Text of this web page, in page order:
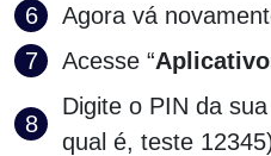
Agora vá
Acesse “
Digite o PIN da
qual é, teste